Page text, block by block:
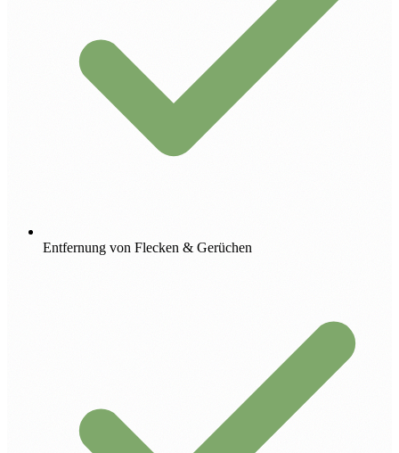
Entfernung von Flecken & Gerüchen